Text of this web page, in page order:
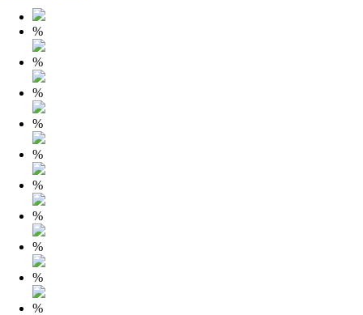
%
%
%
%
%
%
%
%
%
%